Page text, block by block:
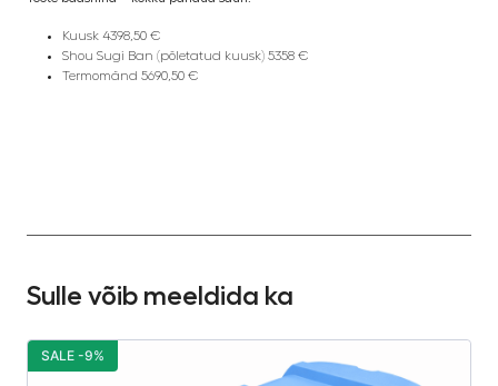
Kuusk 4398,50 €
Shou Sugi Ban (põletatud kuusk) 5358 €
Termomänd 5690,50 €
Sulle võib meeldida ka
SALE -9%